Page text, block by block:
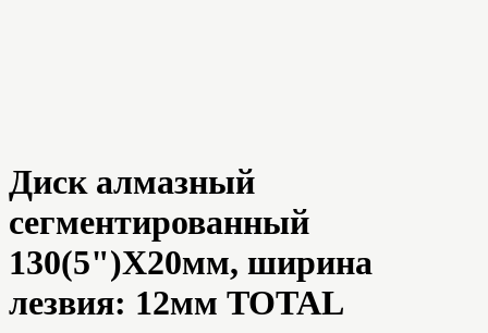
Диск алмазный
сегментированный
130(5")X20мм, ширина
лезвия: 12мм TOTAL